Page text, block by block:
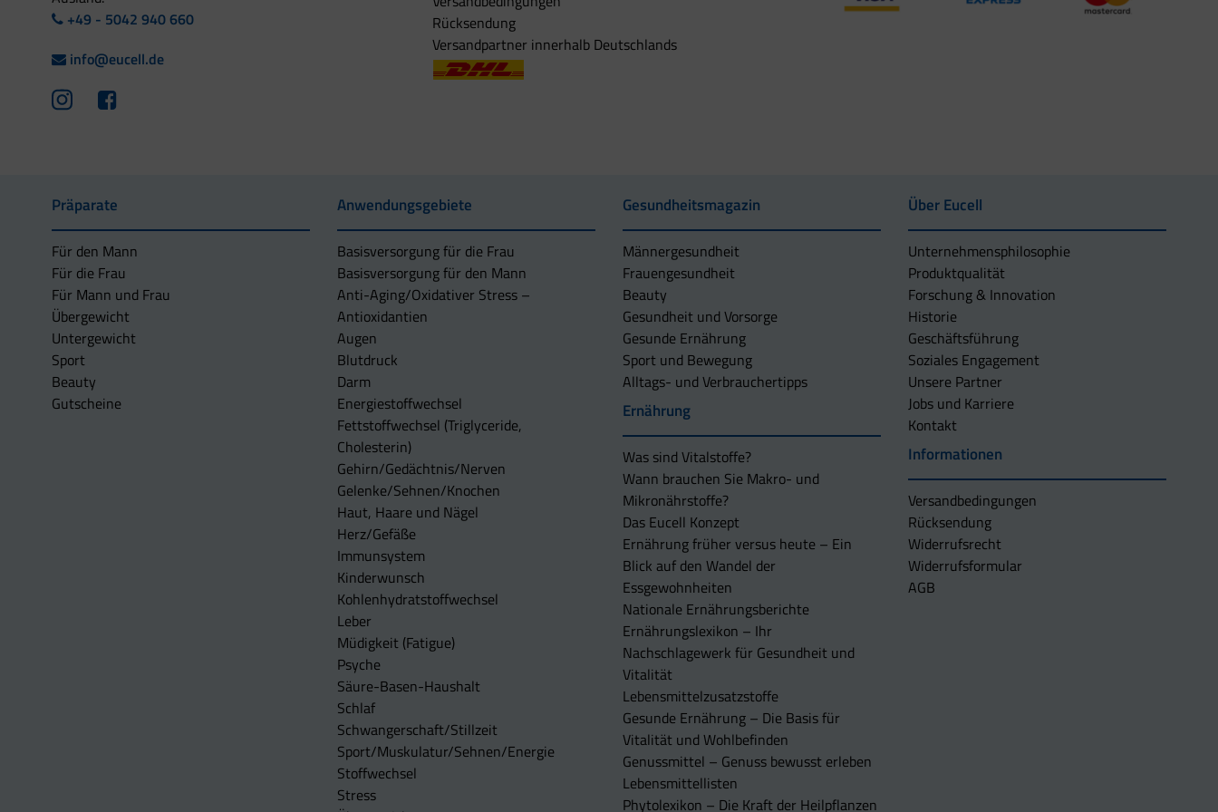
+49 - 5042 940 660
info@eucell.de
Rücksendung
Versandpartner innerhalb Deutschlands
Präparate
Für den Mann
Für die Frau
Für Mann und Frau
Übergewicht
Untergewicht
Sport
Beauty
Gutscheine
Anwendungsgebiete
Basisversorgung für die Frau
Basisversorgung für den Mann
Anti-Aging/Oxidativer Stress –
Antioxidantien
Augen
Blutdruck
Darm
Energiestoffwechsel
Fettstoffwechsel (Triglyceride,
Cholesterin)
Gehirn/Gedächtnis/Nerven
Gelenke/Sehnen/Knochen
Haut, Haare und Nägel
Herz/Gefäße
Immunsystem
Kinderwunsch
Kohlenhydratstoffwechsel
Leber
Müdigkeit (Fatigue)
Psyche
Säure-Basen-Haushalt
Schlaf
Schwangerschaft/Stillzeit
Sport/Muskulatur/Sehnen/Energie
Stoffwechsel
Stress
Gesundheitsmagazin
Männergesundheit
Frauengesundheit
Beauty
Gesundheit und Vorsorge
Gesunde Ernährung
Sport und Bewegung
Alltags- und Verbrauchertipps
Ernährung
Was sind Vitalstoffe?
Wann brauchen Sie Makro- und
Mikronährstoffe?
Das Eucell Konzept
Ernährung früher versus heute – Ein
Blick auf den Wandel der
Essgewohnheiten
Nationale Ernährungsberichte
Ernährungslexikon – Ihr
Nachschlagewerk für Gesundheit und
Vitalität
Lebensmittelzusatzstoffe
Gesunde Ernährung – Die Basis für
Vitalität und Wohlbefinden
Genussmittel – Genuss bewusst erleben
Lebensmittellisten
Phytolexikon – Die Kraft der Heilpflanzen
Über Eucell
Unternehmens­philosophie
Produktqualität
Forschung & Innovation
Historie
Geschäftsführung
Soziales Engagement
Unsere Partner
Jobs und Karriere
Kontakt
Informationen
Versandbedingungen
Rücksendung
Widerrufsrecht
Widerrufsformular
AGB